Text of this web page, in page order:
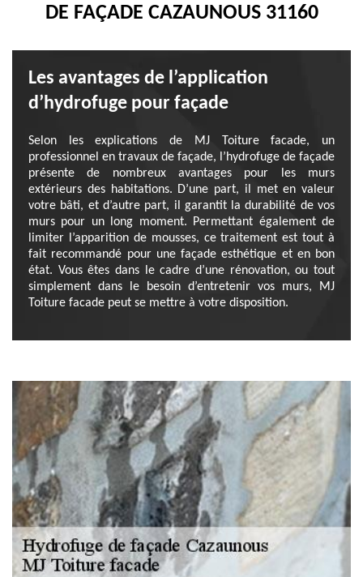
DE FAÇADE CAZAUNOUS 31160
Les avantages de l’application
d’hydrofuge pour façade
Selon les explications de MJ Toiture facade, un
professionnel en travaux de façade, l’hydrofuge de façade
présente de nombreux avantages pour les murs
extérieurs des habitations. D’une part, il met en valeur
votre bâti, et d’autre part, il garantit la durabilité de vos
murs pour un long moment. Permettant également de
limiter l’apparition de mousses, ce traitement est tout à
fait recommandé pour une façade esthétique et en bon
état. Vous êtes dans le cadre d’une rénovation, ou tout
simplement dans le besoin d’entretenir vos murs, MJ
Toiture facade peut se mettre à votre disposition.